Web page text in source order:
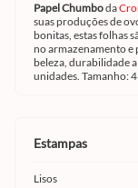
Papel Chumboda
suas produções de
bonitas, estas folhas
no armazenamento e
beleza, durabilidade
unidades. Tamanho:
estampas
Lisos